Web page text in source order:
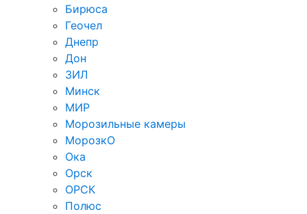
Бирюса
Геочел
Днепр
Дон
ЗИЛ
Минск
МИР
Морозильные камеры
МорозкО
Ока
Орск
ОРСК
Полюс